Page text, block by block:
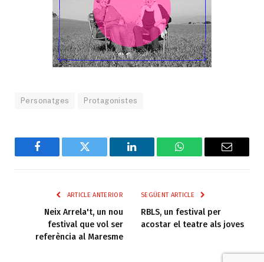
Personatges Protagonistes
Facebook Twitter LinkedIn WhatsAppEmail
ARTICLE ANTERIOR
Neix Arrela't, un nou
festival que vol ser
referència al Maresme
SEGÜENT ARTICLE
RBLS, un festival per
acostar el teatre als joves